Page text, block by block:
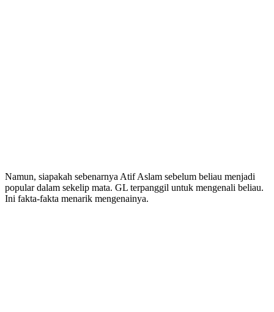
Namun, siapakah sebenarnya Atif Aslam sebelum beliau menjadi
popular dalam sekelip mata. GL terpanggil untuk mengenali beliau.
Ini fakta-fakta menarik mengenainya.